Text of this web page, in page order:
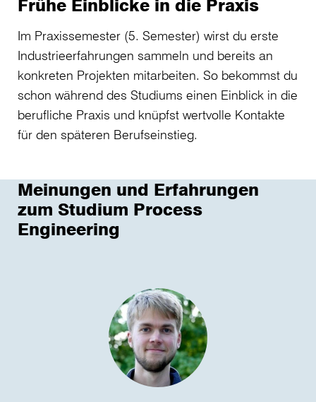
Frühe Einblicke in die Praxis
Im Praxissemester (5. Semester) wirst du erste
Industrieerfahrungen sammeln und bereits an
konkreten Projekten mitarbeiten. So bekommst du
schon während des Studiums einen Einblick in die
berufliche Praxis und knüpfst wertvolle Kontakte
für den späteren Berufseinstieg.
Meinungen und Erfahrungen
zum Studium Process
Engineering